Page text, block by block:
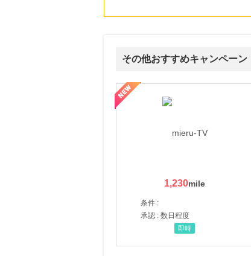
その他おすすめキャンペーン
1,230
条件 :
承認 : 数日程度
即時
【LOJEL公式サイト】スーツケース・バ
【ロデオドライブ】創